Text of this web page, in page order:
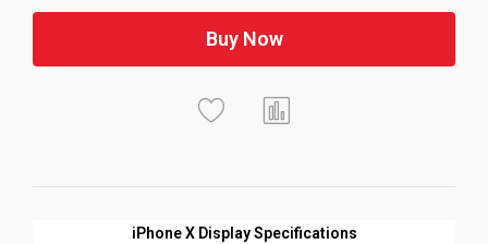
iPhone X Display Specifications
Buy Now